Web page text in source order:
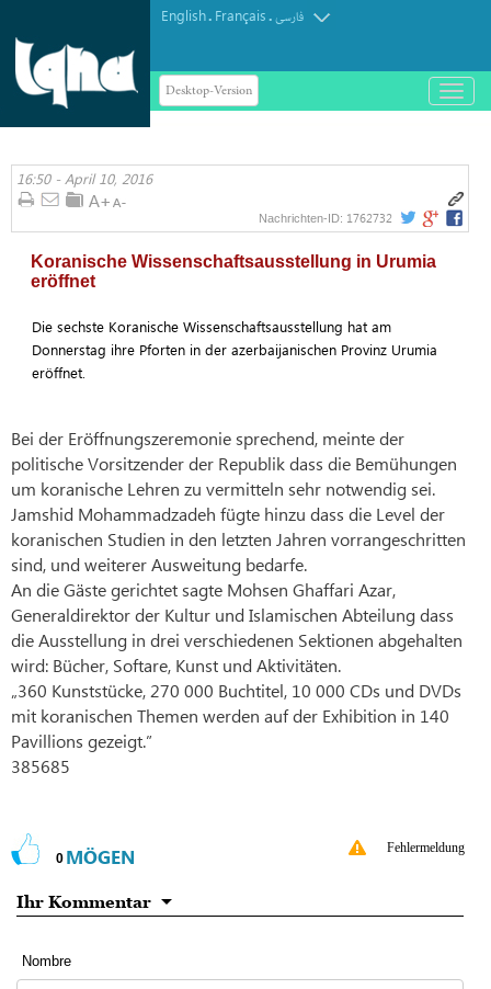
English. Français.فارسی
Desktop-Version
باز
و
کردن
16:50 - April 10, 2016
Nachrichten-ID: 1762732
Koranische Wissenschaftsausstellung in Urumia
eröffnet
Die sechste Koranische Wissenschaftsausstellung hat am
Donnerstag ihre Pforten in der azerbaijanischen Provinz Urumia
eröffnet.
Bei der Eröffnungszeremonie sprechend, meinte der
politische Vorsitzender der Republik dass die Bemühungen
um koranische Lehren zu vermitteln sehr notwendig sei.
Jamshid Mohammadzadeh fügte hinzu dass die Level der
koranischen Studien in den letzten Jahren vorrangeschritten
sind, und weiterer Ausweitung bedarfe.
An die Gäste gerichtet sagte Mohsen Ghaffari Azar,
Generaldirektor der Kultur und Islamischen Abteilung dass
die Ausstellung in drei verschiedenen Sektionen abgehalten
wird: Bücher, Softare, Kunst und Aktivitäten.
„360 Kunststücke, 270 000 Buchtitel, 10 000 CDs und DVDs
mit koranischen Themen werden auf der Exhibition in 140
Pavillions gezeigt.”
385685
0 MÖGEN Fehlermeldung
Ihr Kommentar
Nombre